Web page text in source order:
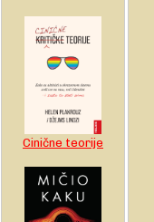
Cinične teorije